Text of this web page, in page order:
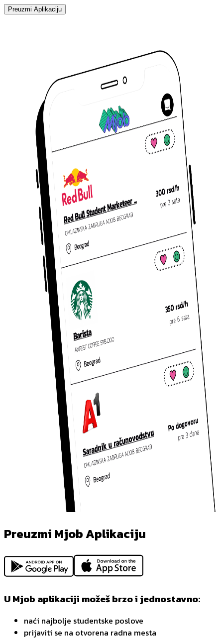
Preuzmi Aplikaciju
Preuzmi Mjob Aplikaciju
U Mjob aplikaciji možeš brzo i jednostavno:
naći najbolje studentske poslove
prijaviti se na otvorena radna mesta